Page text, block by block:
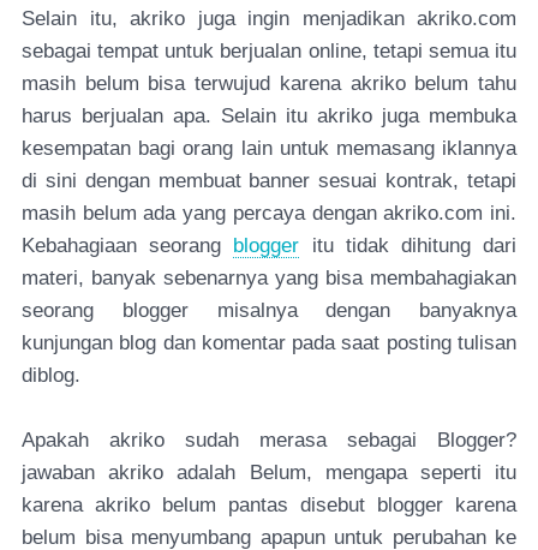
Selain itu, akriko juga ingin menjadikan akriko.com
sebagai tempat untuk berjualan online, tetapi semua itu
masih belum bisa terwujud karena akriko belum tahu
harus berjualan apa. Selain itu akriko juga membuka
kesempatan bagi orang lain untuk memasang iklannya
di sini dengan membuat banner sesuai kontrak, tetapi
masih belum ada yang percaya dengan akriko.com ini.
Kebahagiaan seorang blogger itu tidak dihitung dari
materi, banyak sebenarnya yang bisa membahagiakan
seorang blogger misalnya dengan banyaknya
kunjungan blog dan komentar pada saat posting tulisan
diblog.
Apakah akriko sudah merasa sebagai Blogger?
jawaban akriko adalah Belum, mengapa seperti itu
karena akriko belum pantas disebut blogger karena
belum bisa menyumbang apapun untuk perubahan ke